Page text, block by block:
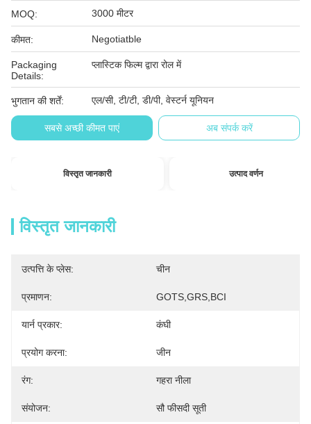
MOQ: 3000 मीटर
कीमत: Negotiatble
Packaging
Details:
प्लास्टिक फिल्म द्वारा रोल में
भुगतान की शर्तें: एल/सी, टी/टी, डी/पी, वेस्टर्न यूनियन
सबसे अच्छी कीमत पाएं अब संपर्क करें
विस्तृत जानकारी उत्पाद वर्णन
विस्तृत जानकारी
उत्पत्ति के प्लेस: चीन
प्रमाणन: GOTS,GRS,BCI
यार्न प्रकार: कंघी
प्रयोग करना: जीन
रंग: गहरा नीला
संयोजन: सौ फीसदी सूती